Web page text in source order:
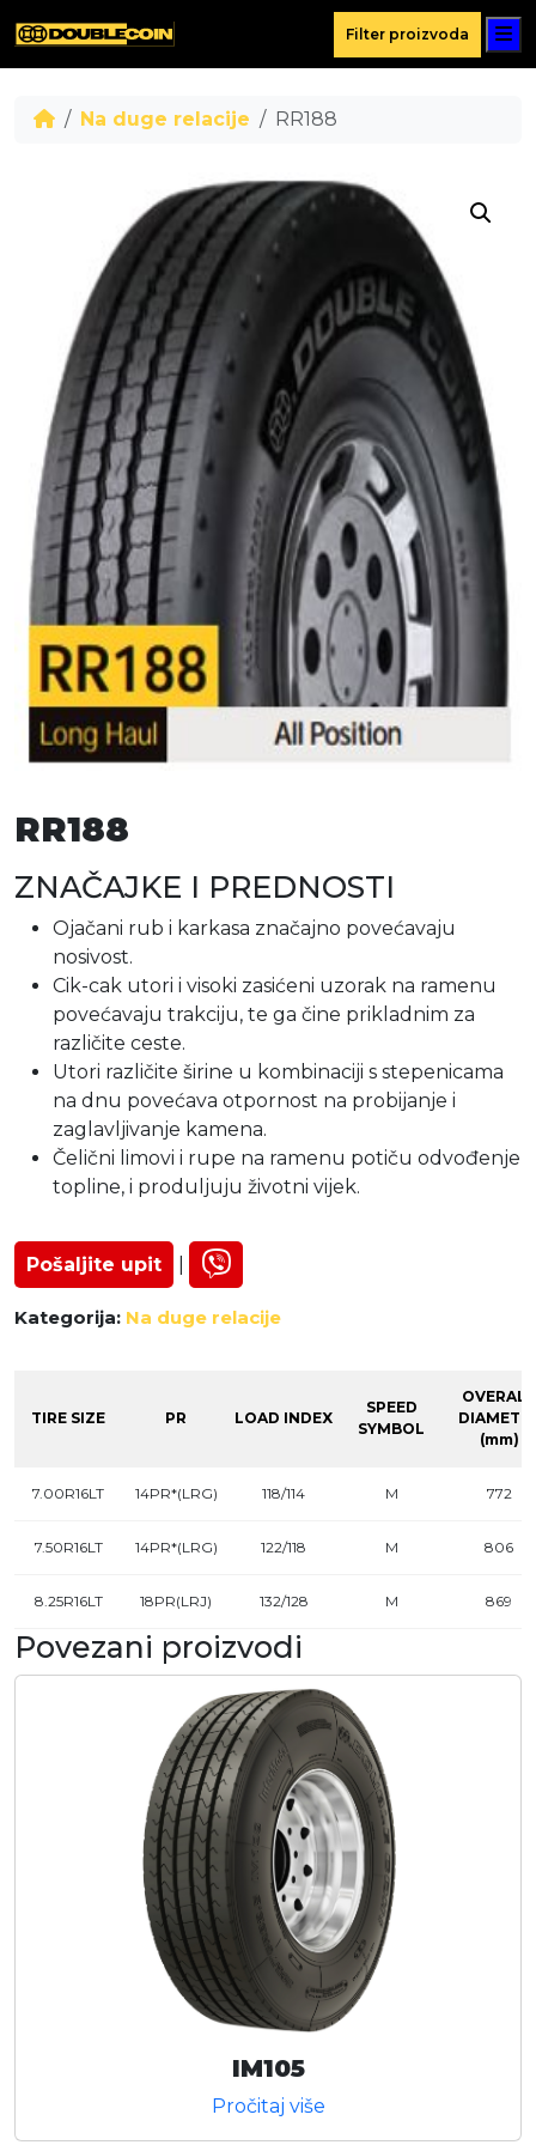
Filter proizvoda
Na duge relacije RR188
RR188
ZNAČAJKE I PREDNOSTI
Ojačani rub i karkasa značajno povećavaju
nosivost.
Cik-cak utori i visoki zasićeni uzorak na ramenu
povećavaju trakciju, te ga čine prikladnim za
različite ceste.
Utori različite širine u kombinaciji s stepenicama
na dnu povećava otpornost na probijanje i
zaglavljivanje kamena.
Čelični limovi i rupe na ramenu potiču odvođenje
topline, i produljuju životni vijek.
Pošaljite upit
Kategorija: Na duge relacije
TIRE SIZE PR LOAD INDEX
SPEED
SYMBOL
OVERALL
(mm)
7.00R16LT 14PR*(LRG) 118/114 M 772
7.50R16LT 14PR*(LRG) 122/118 M 806
8.25R16LT 18PR(LRJ) 132/128 M 869
Povezani proizvodi
IM105
Pročitaj više